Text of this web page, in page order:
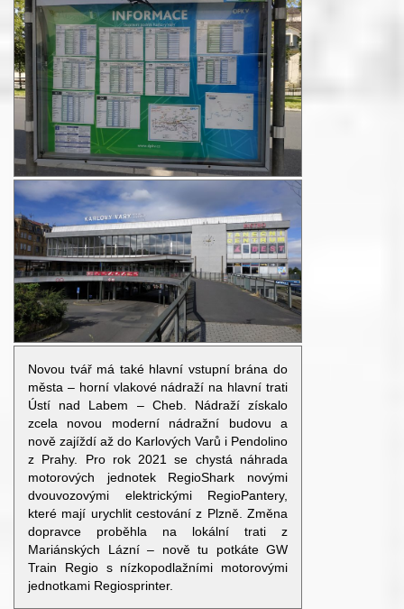
Novou tvář má také hlavní vstupní brána do
města – horní vlakové nádraží na hlavní trati
Ústí nad Labem – Cheb. Nádraží získalo
zcela novou moderní nádražní budovu a
nově zajíždí až do Karlových Varů i Pendolino
z Prahy. Pro rok 2021 se chystá náhrada
motorových jednotek RegioShark novými
dvouvozovými elektrickými RegioPantery,
které mají urychlit cestování z Plzně. Změna
dopravce proběhla na lokální trati z
Mariánských Lázní – nově tu potkáte GW
Train Regio s nízkopodlažními motorovými
jednotkami Regiosprinter.